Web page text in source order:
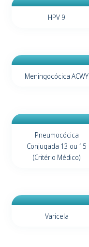
HPV 9
Meningocócica ACWY
Pneumocócica
Conjugada 13 ou 15
(Critério Médico)
Varicela